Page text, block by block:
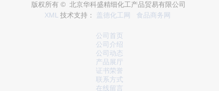
版权所有 © 北京华科盛精细化工产品贸易有限公司
XML 技术支持： 盖德化工网 食品商务网
公司首页
公司介绍
公司动态
产品展厅
证书荣誉
联系方式
在线留言